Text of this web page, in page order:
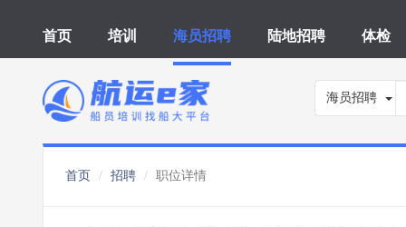
首页 培训 海员招聘 陆地招聘 体检
海员招聘
首页 招聘 职位详情